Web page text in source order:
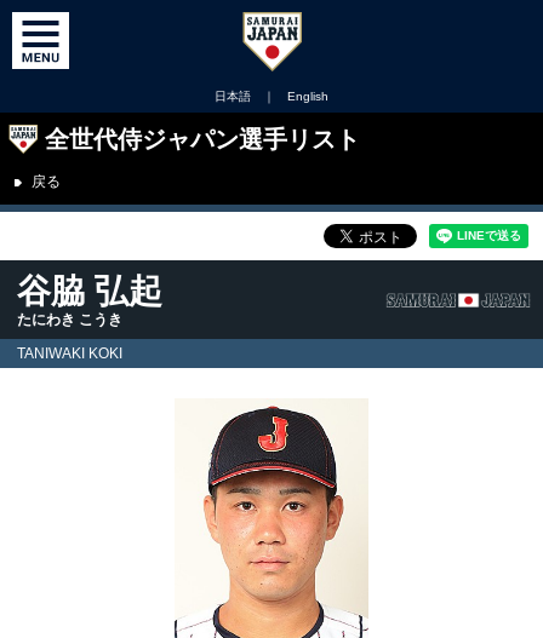
日本語 ｜ English
全世代侍ジャパン選手リスト
戻る
谷脇 弘起
たにわき こうき
TANIWAKI KOKI